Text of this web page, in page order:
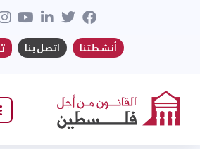
أنشطتنا اتصل بنا